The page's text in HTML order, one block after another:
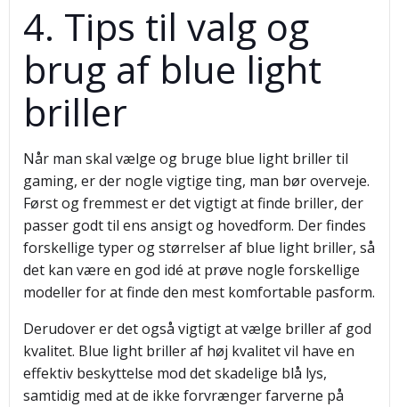
4. Tips til valg og
brug af blue light
briller
Når man skal vælge og bruge blue light briller til
gaming, er der nogle vigtige ting, man bør overveje.
Først og fremmest er det vigtigt at finde briller, der
passer godt til ens ansigt og hovedform. Der findes
forskellige typer og størrelser af blue light briller, så
det kan være en god idé at prøve nogle forskellige
modeller for at finde den mest komfortable pasform.
Derudover er det også vigtigt at vælge briller af god
kvalitet. Blue light briller af høj kvalitet vil have en
effektiv beskyttelse mod det skadelige blå lys,
samtidig med at de ikke forvrænger farverne på